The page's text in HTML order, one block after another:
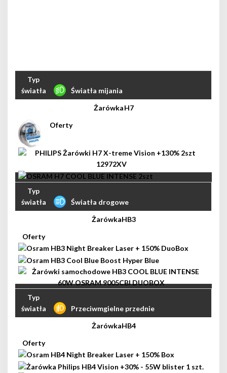
Światła mijania
H7
Światła drogowe
HB3
Przeciwmgielne przednie
HB4